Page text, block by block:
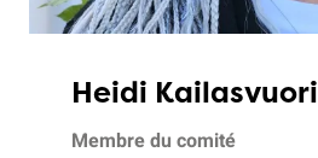
Heidi Kailasvuori
Membre du comité